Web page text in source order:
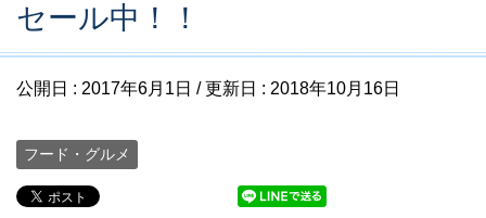
セール中！！
公開日 : 2017年6月1日 / 更新日 : 2018年10月16日
フード・グルメ